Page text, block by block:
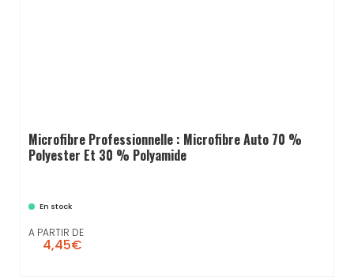
Microfibre Professionnelle : Microfibre Auto 70 %
Polyester Et 30 % Polyamide
En stock
A PARTIR DE
4,45€